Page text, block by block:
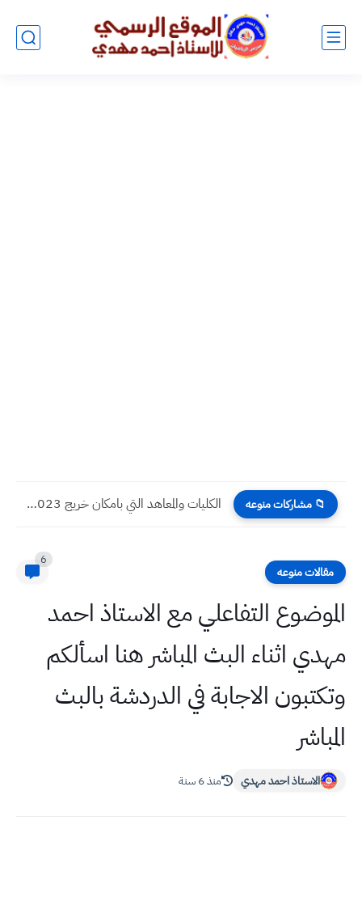
📁 مشاركات منوعه الكليات والمعاهد التي بامكان خريج 2023 الاحيائي والتطبيقي والادبي والفنون...
مقالات منوعه
6
الموضوع التفاعلي مع الاستاذ احمد
مهدي اثناء البث المباشر هنا اسألكم
وتكتبون الاجابة في الدردشة بالبث
المباشر
الاستاذ احمد مهدي منذ 6 سنة